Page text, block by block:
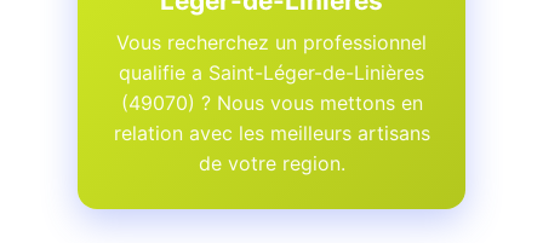
Vous recherchez un professionnel
qualifie a Saint-Léger-de-Linières
(49070) ? Nous vous mettons en
relation avec les meilleurs artisans
de votre region.